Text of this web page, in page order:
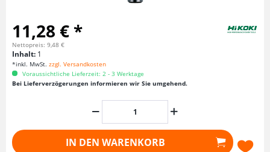
11,28 € *
Nettopreis: 9,48 €
Inhalt: 1
*inkl. MwSt. zzgl. Versandkosten
Voraussichtliche Lieferzeit: 2 - 3 Werktage
Bei Lieferverzögerungen informieren wir Sie umgehend.
IN DEN WARENKORB